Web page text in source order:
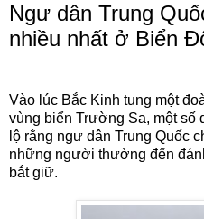
Ngư dân Trung
nhiều nhất ở Biển
Vào lúc Bắc Kinh tung một
vùng biển Trường Sa, một số
lộ rằng ngư dân Trung Quốc
những người thường đến
bắt giữ.